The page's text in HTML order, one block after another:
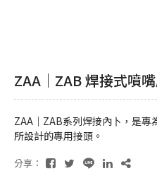
ZAA｜ZAB 焊接式噴
ZAA｜ZAB系列焊接內⼘，是專
所設計的專⽤接頭。
分享：